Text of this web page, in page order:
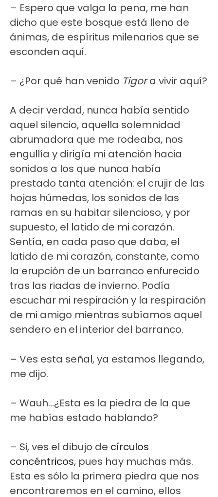
– Espero que valga la pena, me han
dicho que este bosque está lleno de
ánimas, de espíritus milenarios que se
esconden aquí.
– ¿Por qué han venido Tigora vivir aquí?
A decir verdad, nunca había sentido
aquel silencio, aquella solemnidad
abrumadora que me rodeaba, nos
engullía y dirigía mi atención hacia
sonidos a los que nunca había
prestado tanta atención: el crujir de las
hojas húmedas, los sonidos de las
ramas en su habitar silencioso, y por
supuesto, el latido de mi corazón.
Sentía, en cada paso que daba, el
latido de mi corazón, constante, como
la erupción de un barranco enfurecido
tras las riadas de invierno. Podía
escuchar mi respiración y la respiración
de mi amigo mientras subíamos aquel
sendero en el interior del barranco.
– Ves esta señal, ya estamos llegando,
me dijo.
– Wauh…¿Esta es la piedra de la que
me habías estado hablando?
– Si, ves el dibujo de círculos
concéntricos, pues hay muchas más.
Esta es sólo la primera piedra que nos
encontraremos en el camino, ellos